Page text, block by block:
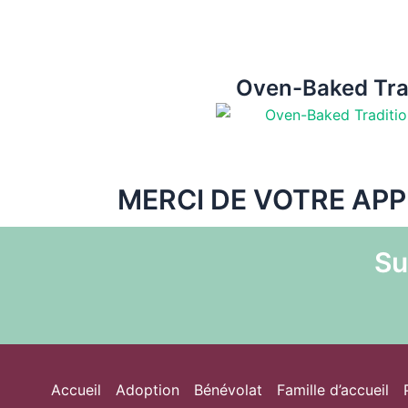
Oven-Baked
MERCI DE VOTRE
Accueil Adoption Bénévolat Famille d’accueil